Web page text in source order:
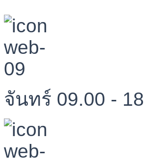
จันทร์ 09.00 -